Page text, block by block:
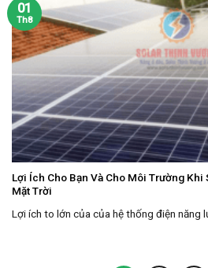
Lợi Ích Cho Bạn Và Cho Môi Trường
Mặt Trời
Lợi ích to lớn của của hệ thống điện năng
01
Th8